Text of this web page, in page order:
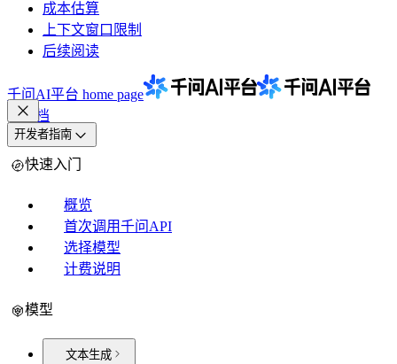
成本估算
上下文窗口限制
后续阅读
千问AI平台 home page
文档
开发者指南
快速入门
概览
首次调用千问API
选择模型
计费说明
模型
文本生成